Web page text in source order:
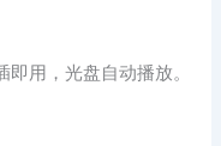
用，光盘自动播放。